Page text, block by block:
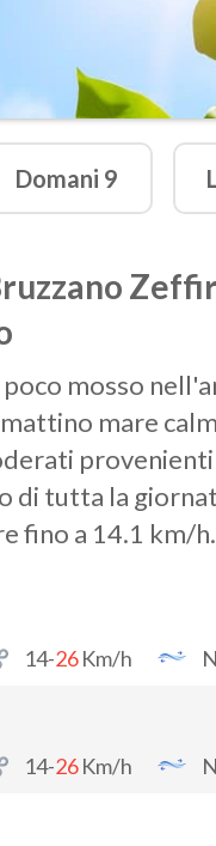
Domani 9
poco mosso
mare
di tutta la
fino a 14.1 km/h.
14-26Km/h
14-26Km/h